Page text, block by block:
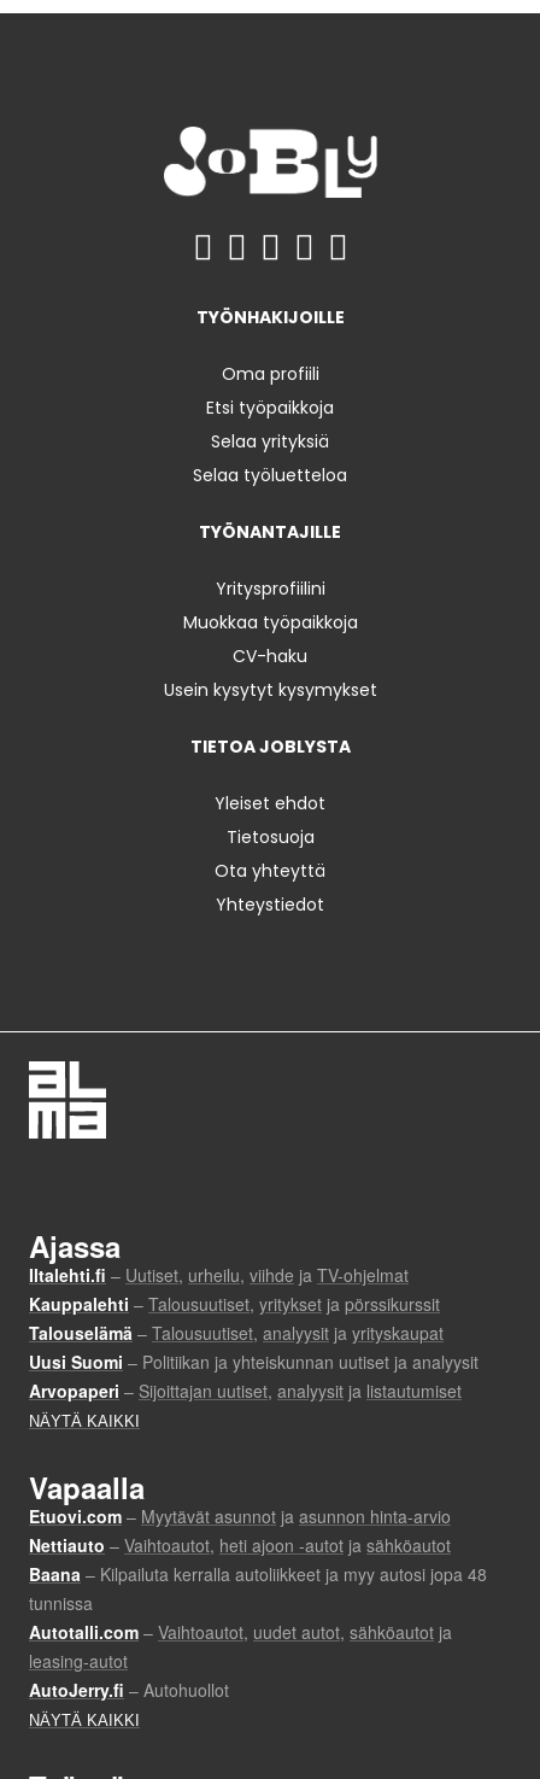
TYÖNHAKIJOILLE
Oma profiili
Etsi työpaikkoja
Selaa yrityksiä
Selaa työluetteloa
TYÖNANTAJILLE
Yritysprofiilini
Muokkaa työpaikkoja
CV-haku
Usein kysytyt kysymykset
TIETOA JOBLYSTA
Yleiset ehdot
Tietosuoja
Ota yhteyttä
Yhteystiedot